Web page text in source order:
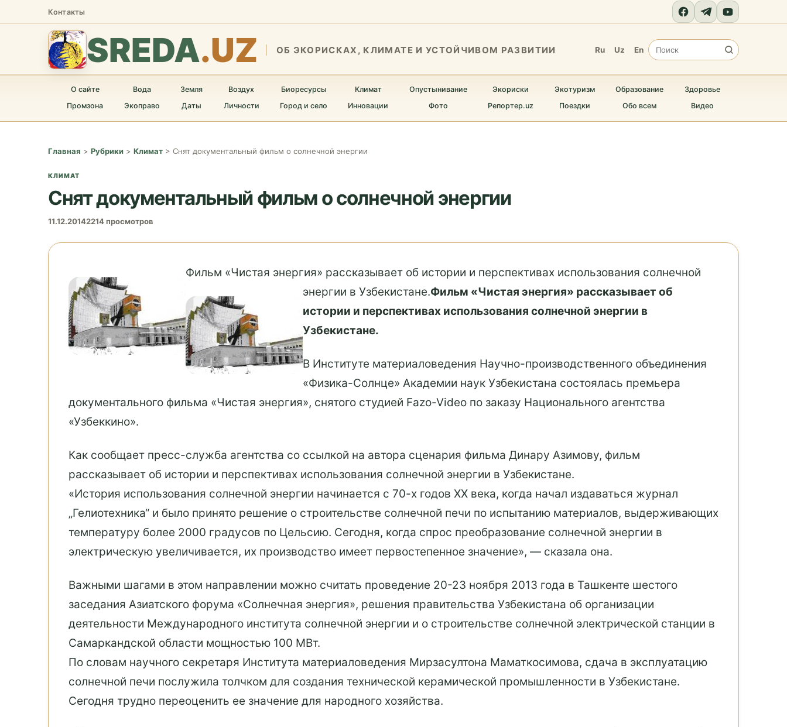
Контакты
SREDA.UZ ОБ ЭКОРИСКАХ, КЛИМАТЕ И УСТОЙЧИВОМ РАЗВИТИИ Ru Uz En
О сайте Вода Земля Воздух Биоресурсы Климат Опустынивание Экориски Экотуризм Образование
Здоровье
Промзона
Экоправо Даты Личности Город и село Инновации Фото Репортер.uz Поездки Обо всем Видео
Главная > Рубрики > Климат > Снят документальный фильм о солнечной энергии
КЛИМАТ
Снят документальный фильм о солнечной энергии
11.12.20142214 просмотров
Фильм «Чистая энергия» рассказывает об истории и перспективах использования солнечной
энергии в Узбекистане.Фильм «Чистая энергия» рассказывает об
истории и перспективах использования солнечной энергии в
Узбекистане.
В Институте материаловедения Научно-производственного объединения
«Физика-Солнце» Академии наук Узбекистана состоялась премьера
документального фильма «Чистая энергия», снятого студией Fazo-Video по заказу Национального агентства
«Узбеккино».
Как сообщает пресс-служба агентства со ссылкой на автора сценария фильма Динару Азимову, фильм
рассказывает об истории и перспективах использования солнечной энергии в Узбекистане.
«История использования солнечной энергии начинается с 70-х годов ХХ века, когда начал издаваться журнал
„Гелиотехника“ и было принято решение о строительстве солнечной печи по испытанию материалов, выдерживающих
температуру более 2000 градусов по Цельсию. Сегодня, когда спрос преобразование солнечной энергии в
электрическую увеличивается, их производство имеет первостепенное значение», — сказала она.
Важными шагами в этом направлении можно считать проведение 20-23 ноября 2013 года в Ташкенте шестого
заседания Азиатского форума «Солнечная энергия», решения правительства Узбекистана об организации
деятельности Международного института солнечной энергии и о строительстве солнечной электрической станции в
Самаркандской области мощностью 100 МВт.
По словам научного секретаря Института материаловедения Мирзасултона Маматкосимова, сдача в эксплуатацию
солнечной печи послужила толчком для создания технической керамической промышленности в Узбекистане.
Сегодня трудно переоценить ее значение для народного хозяйства.